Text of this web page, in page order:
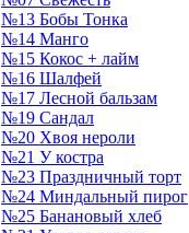
№13 Бобы Тонка
№14 Манго
№15 Кокос + лайм
№16 Шалфей
№17 Лесной бальзам
№19 Сандал
№20 Хвоя нероли
№21 У костра
№23 Праздничный торт
№24 Миндальный пирог
№25 Банановый хлеб